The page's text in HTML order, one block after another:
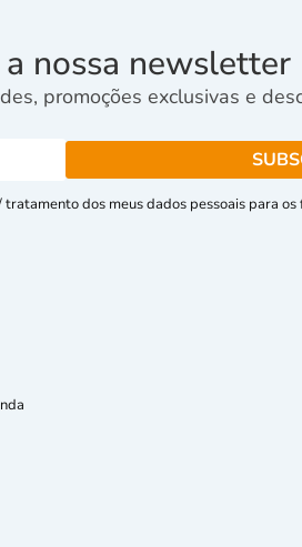
nossa newsletter
promoções exclusivas e
dos meus dados pessoais para